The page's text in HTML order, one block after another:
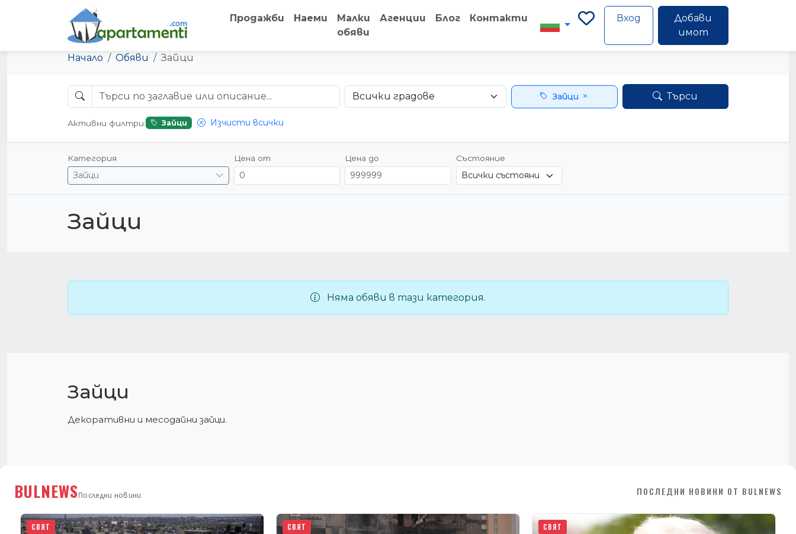
Продажби Наеми
Малки
обяви
Агенции Блог Контакти Вход
Добави
имот
Начало Обяви Зайци
Зайци Търси
Активни филтри: Зайци Изчисти всички
Категория
Зайци
Цена от Цена до Състояние
Зайци
Няма обяви в тази категория.
Зайци
Декоративни и месодайни зайци.
BULNEWSПоследни новини ПОСЛЕДНИ НОВИНИ ОТ BULNEWS
СВЯТ СВЯТ СВЯТ